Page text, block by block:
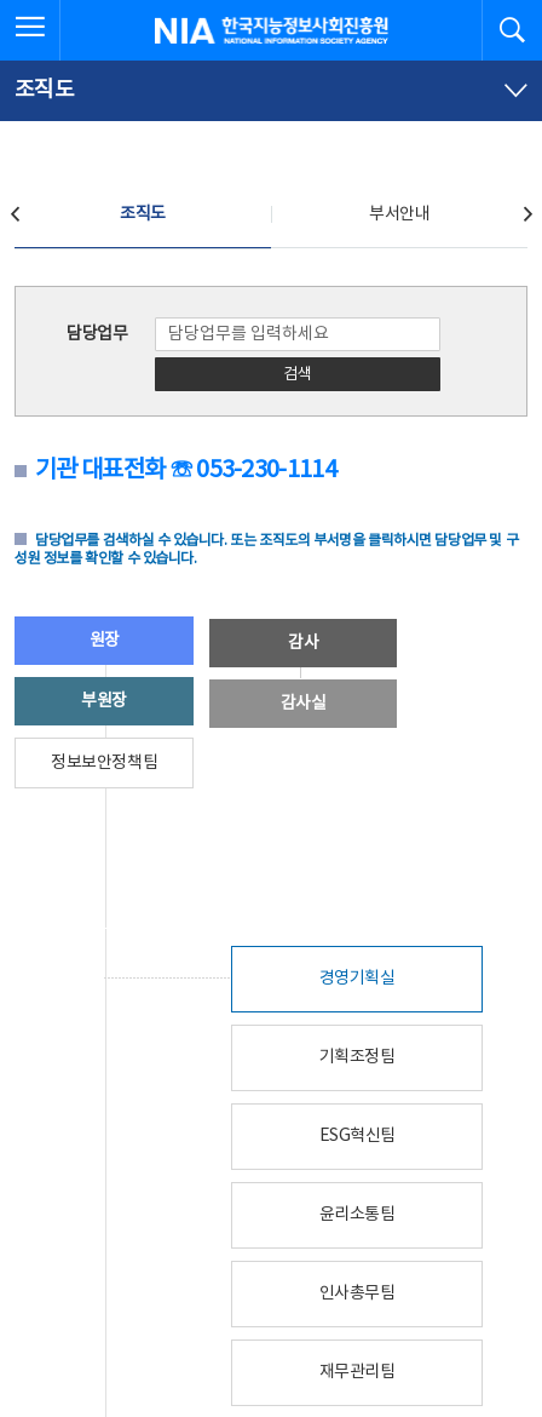
문
로
가
체
뉴
바
가
한국지능정보사회진흥원
조직도
조직도 부서안내
담당업무
검색
기관 대표전화 ☏ 053-230-1114
담당업무를 검색하실 수 있습니다. 또는 조직도의 부서명을 클릭하시면 담당업무 및 구
성원 정보를 확인할 수 있습니다.
원장
부원장
정보보안정책팀
감사
감사실
경영기획실
기획조정팀
ESG혁신팀
윤리소통팀
인사총무팀
재무관리팀